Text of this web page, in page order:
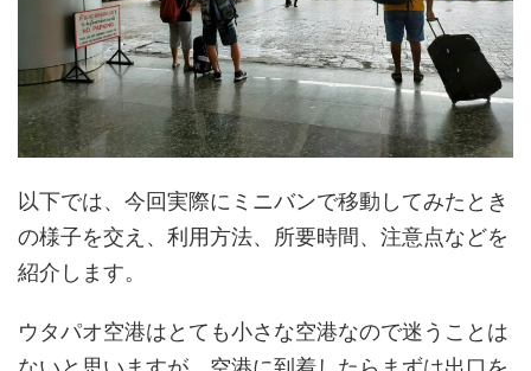
以下では、今回実際にミニバンで移動してみたとき
の様子を交え、利用方法、所要時間、注意点などを
紹介します。
ウタパオ空港はとても小さな空港なので迷うことは